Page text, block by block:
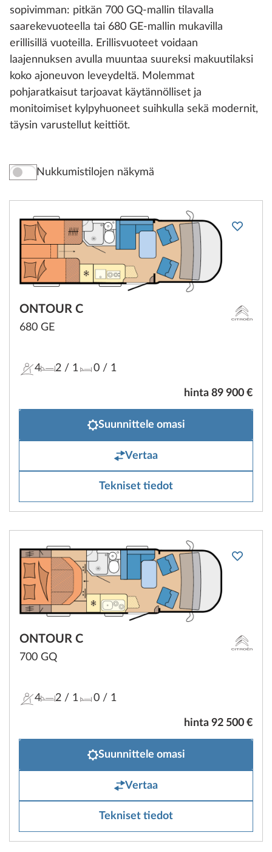
sopivimman: pitkän 700 GQ-mallin tilavalla
saarekevuoteella tai 680 GE-mallin mukavilla
erillisillä vuoteilla. Erillisvuoteet voidaan
laajennuksen avulla muuntaa suureksi makuutilaksi
koko ajoneuvon leveydeltä. Molemmat
pohjaratkaisut tarjoavat käytännölliset ja
monitoimiset kylpyhuoneet suihkulla sekä modernit,
täysin varustellut keittiöt.
Nukkumistilojen näkymä
ONTOUR C
680 GE
4 2 / 1 0/ 1
hinta 89 900 €
Suunnittele omasi
Vertaa
Tekniset tiedot
ONTOUR C
700 GQ
4 2 / 1 0/ 1
hinta 92 500 €
Suunnittele omasi
Vertaa
Tekniset tiedot